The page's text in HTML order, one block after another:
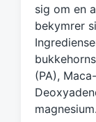
t
h
sig om en
bekymrer
(PA),
magnesium.